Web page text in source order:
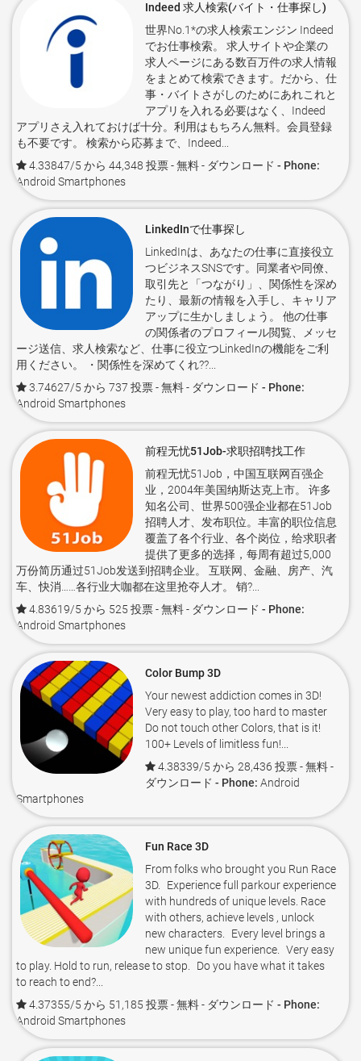
Indeed 求人検索(バイト・仕事探し)
世界No.1*の求人検索エンジン Indeed
でお仕事検索。 求人サイトや企業の
求人ページにある数百万件の求人情報
をまとめて検索できます。だから、仕
事・バイトさがしのためにあれこれと
アプリを入れる必要はなく、Indeed
アプリさえ入れておけば十分。利用はもちろん無料。会員登録
も不要です。 検索から応募まで、Indeed...
4.33847/5 から 44,348 投票- 無料 - ダウンロード - Phone:
Android Smartphones
LinkedInで仕事探し
LinkedInは、あなたの仕事に直接役立
つビジネスSNSです。同業者や同僚、
取引先と「つながり」、関係性を深め
たり、最新の情報を入手し、キャリア
アップに生かしましょう。 他の仕事
の関係者のプロフィール閲覧、メッセ
ージ送信、求人検索など、仕事に役立つLinkedInの機能をご利
用ください。 ・関係性を深めてくれ??...
3.74627/5 から 737 投票- 無料 - ダウンロード - Phone:
Android Smartphones
前程无忧51Job-求职招聘找工作
前程无忧51Job，中国互联网百强企
业，2004年美国纳斯达克上市。 许多
知名公司、世界500强企业都在51Job
招聘人才、发布职位。丰富的职位信息
覆盖了各个行业、各个岗位，给求职者
提供了更多的选择，每周有超过5,000
万份简历通过51Job发送到招聘企业。 互联网、金融、房产、汽
车、快消……各行业大咖都在这里抢夺人才。 销?...
4.83619/5 から 525 投票- 無料 - ダウンロード - Phone:
Android Smartphones
Color Bump 3D
Your newest addiction comes in 3D!
Very easy to play, too hard to master
Do not touch other Colors, that is it!
100+ Levels of limitless fun!...
4.38339/5 から 28,436 投票- 無料 -
ダウンロード - Phone: Android
Smartphones
Fun Race 3D
From folks who brought you Run Race
3D. Experience full parkour experience
with hundreds of unique levels. Race
with others, achieve levels , unlock
new characters. Every level brings a
new unique fun experience. Very easy
to play. Hold to run, release to stop. Do you have what it takes
to reach to end?...
4.37355/5 から 51,185 投票- 無料 - ダウンロード - Phone:
Android Smartphones